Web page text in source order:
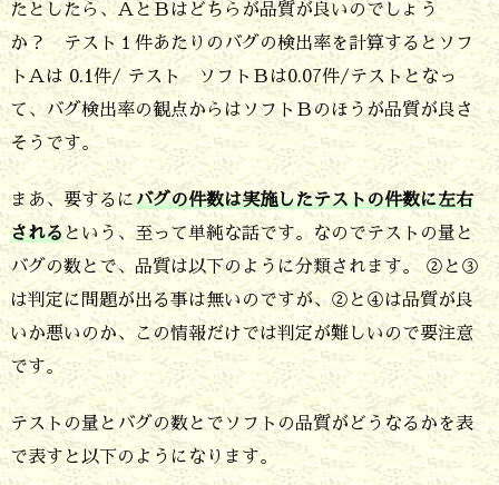
事
は
で
き
ま
せ
ん
3.
テ
ス
ト
し
たとしたら、ＡとＢはどちらが品質が良いのでしょう
か？ テスト１件あたりのバグの検出率を計算するとソフ
トＡは 0.1件/ テスト ソフトＢは0.07件/テストとなっ
て、バグ検出率の観点からはソフトＢのほうが品質が良さ
そうです。
まあ、要するにバグの件数は実施したテストの件数に左右
されるという、至って単純な話です。なのでテストの量と
バグの数とで、品質は以下のように分類されます。 ②と③
は判定に問題が出る事は無いのですが、②と④は品質が良
いか悪いのか、この情報だけでは判定が難しいので要注意
です。
テストの量とバグの数とでソフトの品質がどうなるかを表
で表すと以下のようになります。